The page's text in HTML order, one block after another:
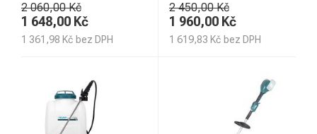
2 060,00 Kč
1 648,00 Kč
1 361,98 Kč bez DPH
2 450,00 Kč
1 960,00 Kč
1 619,83 Kč bez DPH